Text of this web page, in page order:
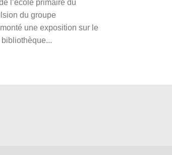
l’école primaire du
du groupe
une exposition sur le